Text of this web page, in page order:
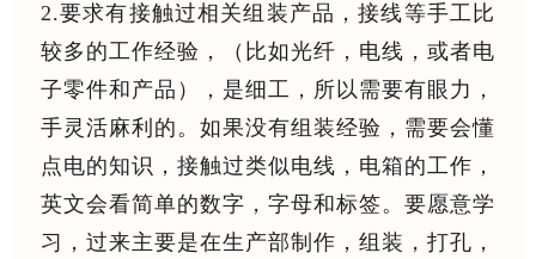
2.要求有接触过相关组装产品，接线等手工比
较多的工作经验，（比如光纤，电线，或者电
子零件和产品），是细工，所以需要有眼力，
手灵活麻利的。如果没有组装经验，需要会懂
点电的知识，接触过类似电线，电箱的工作，
英文会看简单的数字，字母和标签。要愿意学
习，过来主要是在生产部制作，组装，打孔，